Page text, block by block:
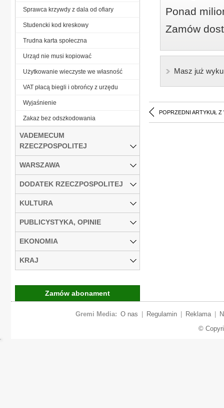
Ponad
Zamów
Masz już
POPRZEDNI ARTYKUŁ Z
Sprawca krzywdy z dala od ofiary
Studencki kod kreskowy
Trudna karta społeczna
Urząd nie musi kopiować
Użytkowanie wieczyste we własność
VAT płacą biegli i obrońcy z urzędu
Wyjaśnienie
Zakaz bez odszkodowania
VADEMECUM
RZECZPOSPOLITEJ
WARSZAWA
DODATEK RZECZPOSPOLITEJ
KULTURA
PUBLICYSTYKA, OPINIE
EKONOMIA
KRAJ
Zamów abonament
Gremi Media: O nas Regulamin Reklama
©